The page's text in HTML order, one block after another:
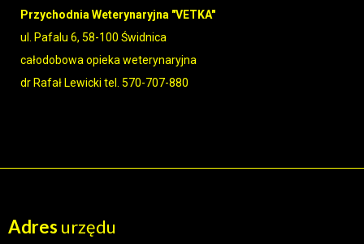
Przychodnia Weterynaryjna "VETKA"
ul. Pafalu 6, 58-100 Świdnica
całodobowa opieka weterynaryjna
dr Rafał Lewicki tel. 570-707-880
Adres urzędu